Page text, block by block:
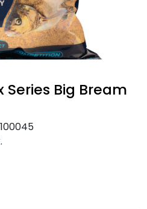
Series Big Bream